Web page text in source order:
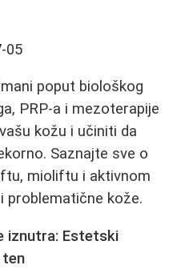
05
poput biološkog
PRP-a i mezoterapije
kožu i učiniti da
Saznajte sve o
mioliftu i aktivnom
problematične kože.
iznutra: Estetski